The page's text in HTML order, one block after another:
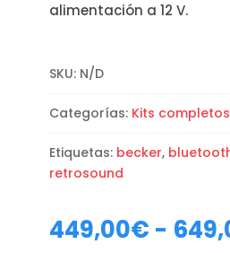
alimentación a 12 V.
SKU: N/D
Categorías: Kits completos
Etiquetas: becker,
retrosound
449,00€ -